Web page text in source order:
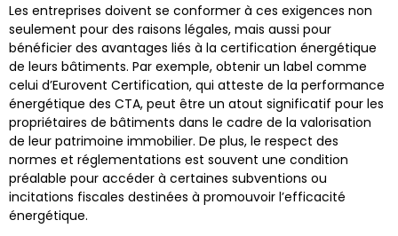
Les entreprises doivent se conformer à ces exigences non
seulement pour des raisons légales, mais aussi pour
bénéficier des avantages liés à la certification énergétique
de leurs bâtiments. Par exemple, obtenir un label comme
celui d’Eurovent Certification, qui atteste de la performance
énergétique des CTA, peut être un atout significatif pour les
propriétaires de bâtiments dans le cadre de la valorisation
de leur patrimoine immobilier. De plus, le respect des
normes et réglementations est souvent une condition
préalable pour accéder à certaines subventions ou
incitations fiscales destinées à promouvoir l’efficacité
énergétique.